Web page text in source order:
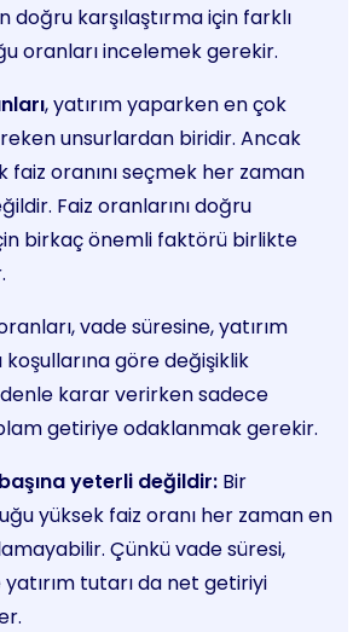
doğru karşılaştırma için farklı
oranları incelemek gerekir.
, yatırım yaparken en çok
unsurlardan biridir. Ancak
faiz oranını seçmek her zaman
Faiz oranlarını doğru
birkaç önemli faktörü birlikte
vade süresine, yatırım
göre değişiklik
karar verirken sadece
getiriye odaklanmak gerekir.
yeterli değildir: Bir
yüksek faiz oranı her zaman en
Çünkü vade süresi,
tutarı da net getiriyi